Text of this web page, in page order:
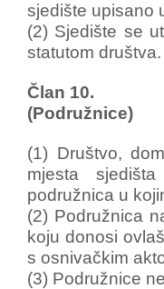
sjedište upisano
(2) Sjedište se
statutom društva.
Član 10.
(Podružnice)
(1) Društvo,
mjesta
podružnica u
(2) Podružnica
koju donosi
s osnivačkim
(3) Podružnice